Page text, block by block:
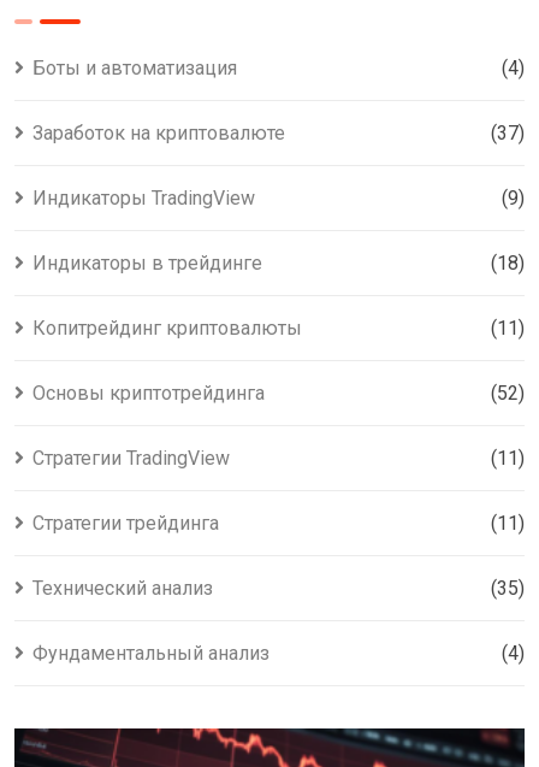
Боты и автоматизация (4)
Заработок на криптовалюте (37)
Индикаторы TradingView (9)
Индикаторы в трейдинге (18)
Копитрейдинг криптовалюты (11)
Основы криптотрейдинга (52)
Стратегии TradingView (11)
Стратегии трейдинга (11)
Технический анализ (35)
Фундаментальный анализ (4)